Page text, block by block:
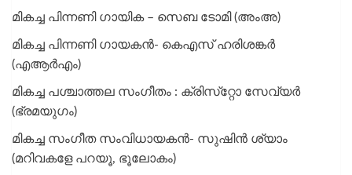
മികച്ച പിന്നണി ​ഗായിക – സെബ ടോമി (അംഅ)
മികച്ച പിന്നണി ​ഗായകൻ- കെഎസ് ഹരിശങ്കർ
(എആർഎം)
മികച്ച പശ്ചാത്തല സംഗീതം : ക്രിസ്‌റ്റോ സേവ്യര്‍
(ഭ്രമയുഗം)
മികച്ച സം​ഗീത സംവിധായകൻ- സുഷിൻ ശ്യാം
(മറിവകളേ പറയൂ, ഭൂലോകം)